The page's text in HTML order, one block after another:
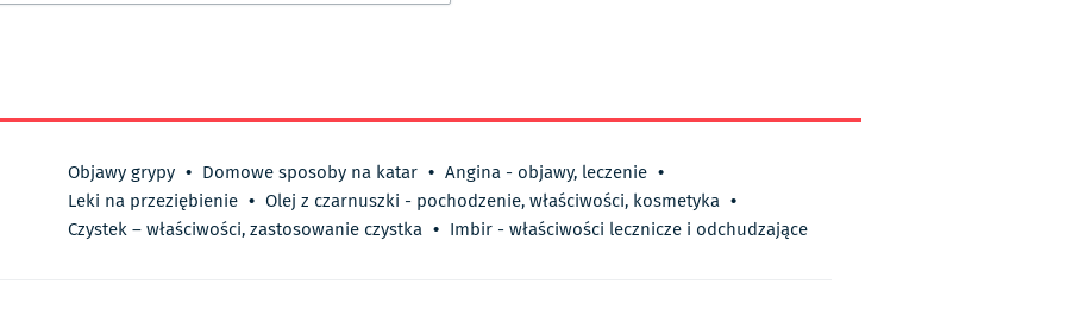
Objawy grypy • Domowe sposoby na katar • Angina - objawy, leczenie •
Leki na przeziębienie • Olej z czarnuszki - pochodzenie, właściwości, kosmetyka •
Czystek – właściwości, zastosowanie czystka • Imbir - właściwości lecznicze i odchudzające